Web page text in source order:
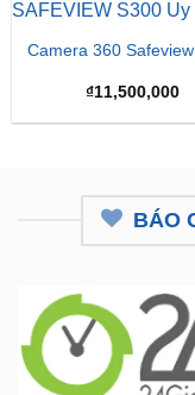
Camera 360
₫11,500,000
BÁO